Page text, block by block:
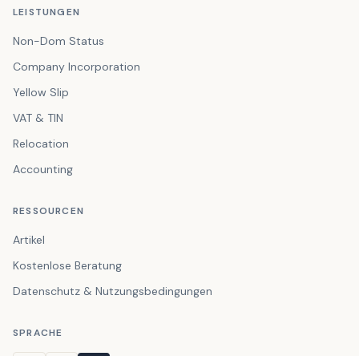
LEISTUNGEN
Non-Dom Status
Company Incorporation
Yellow Slip
VAT & TIN
Relocation
Accounting
RESSOURCEN
Artikel
Kostenlose Beratung
Datenschutz & Nutzungsbedingungen
SPRACHE